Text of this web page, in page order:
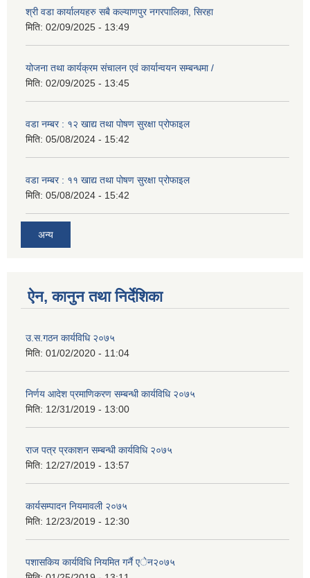
श्री वडा कार्यालयहरु सबै कल्याणपुर नगरपालिका, सिरहा
मिति: 02/09/2025 - 13:49
योजना तथा कार्यक्रम संचालन एवं कार्यान्वयन सम्बन्धमा /
मिति: 02/09/2025 - 13:45
वडा नम्बर : १२ खाद्य तथा पोषण सुरक्षा प्रोफाइल
मिति: 05/08/2024 - 15:42
वडा नम्बर : ११ खाद्य तथा पोषण सुरक्षा प्रोफाइल
मिति: 05/08/2024 - 15:42
अन्य
ऐन, कानुन तथा निर्देशिका
उ.स.गठन कार्यविधि २०७५
मिति: 01/02/2020 - 11:04
निर्णय आदेश प्रमाणिकरण सम्बन्धी कार्यविधि २०७५
मिति: 12/31/2019 - 13:00
राज पत्र प्रकाशन सम्बन्धी कार्यविधि २०७५
मिति: 12/27/2019 - 13:57
कार्यसम्पादन नियमावली २०७५
मिति: 12/23/2019 - 12:30
पशासकिय कार्यविधि नियमित गर्नै एेन२०७५